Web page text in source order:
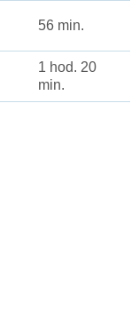
56 min.
1 hod. 20
min.